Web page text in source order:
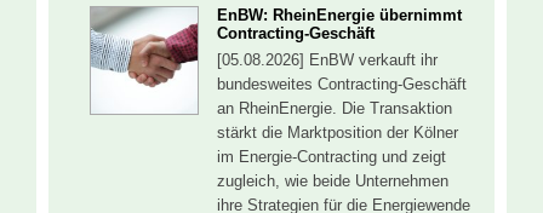
EnBW: RheinEnergie übernimmt
Contracting-Geschäft
[05.08.2026] EnBW verkauft ihr
bundesweites Contracting-Geschäft
an RheinEnergie. Die Transaktion
stärkt die Marktposition der Kölner
im Energie-Contracting und zeigt
zugleich, wie beide Unternehmen
ihre Strategien für die Energiewende